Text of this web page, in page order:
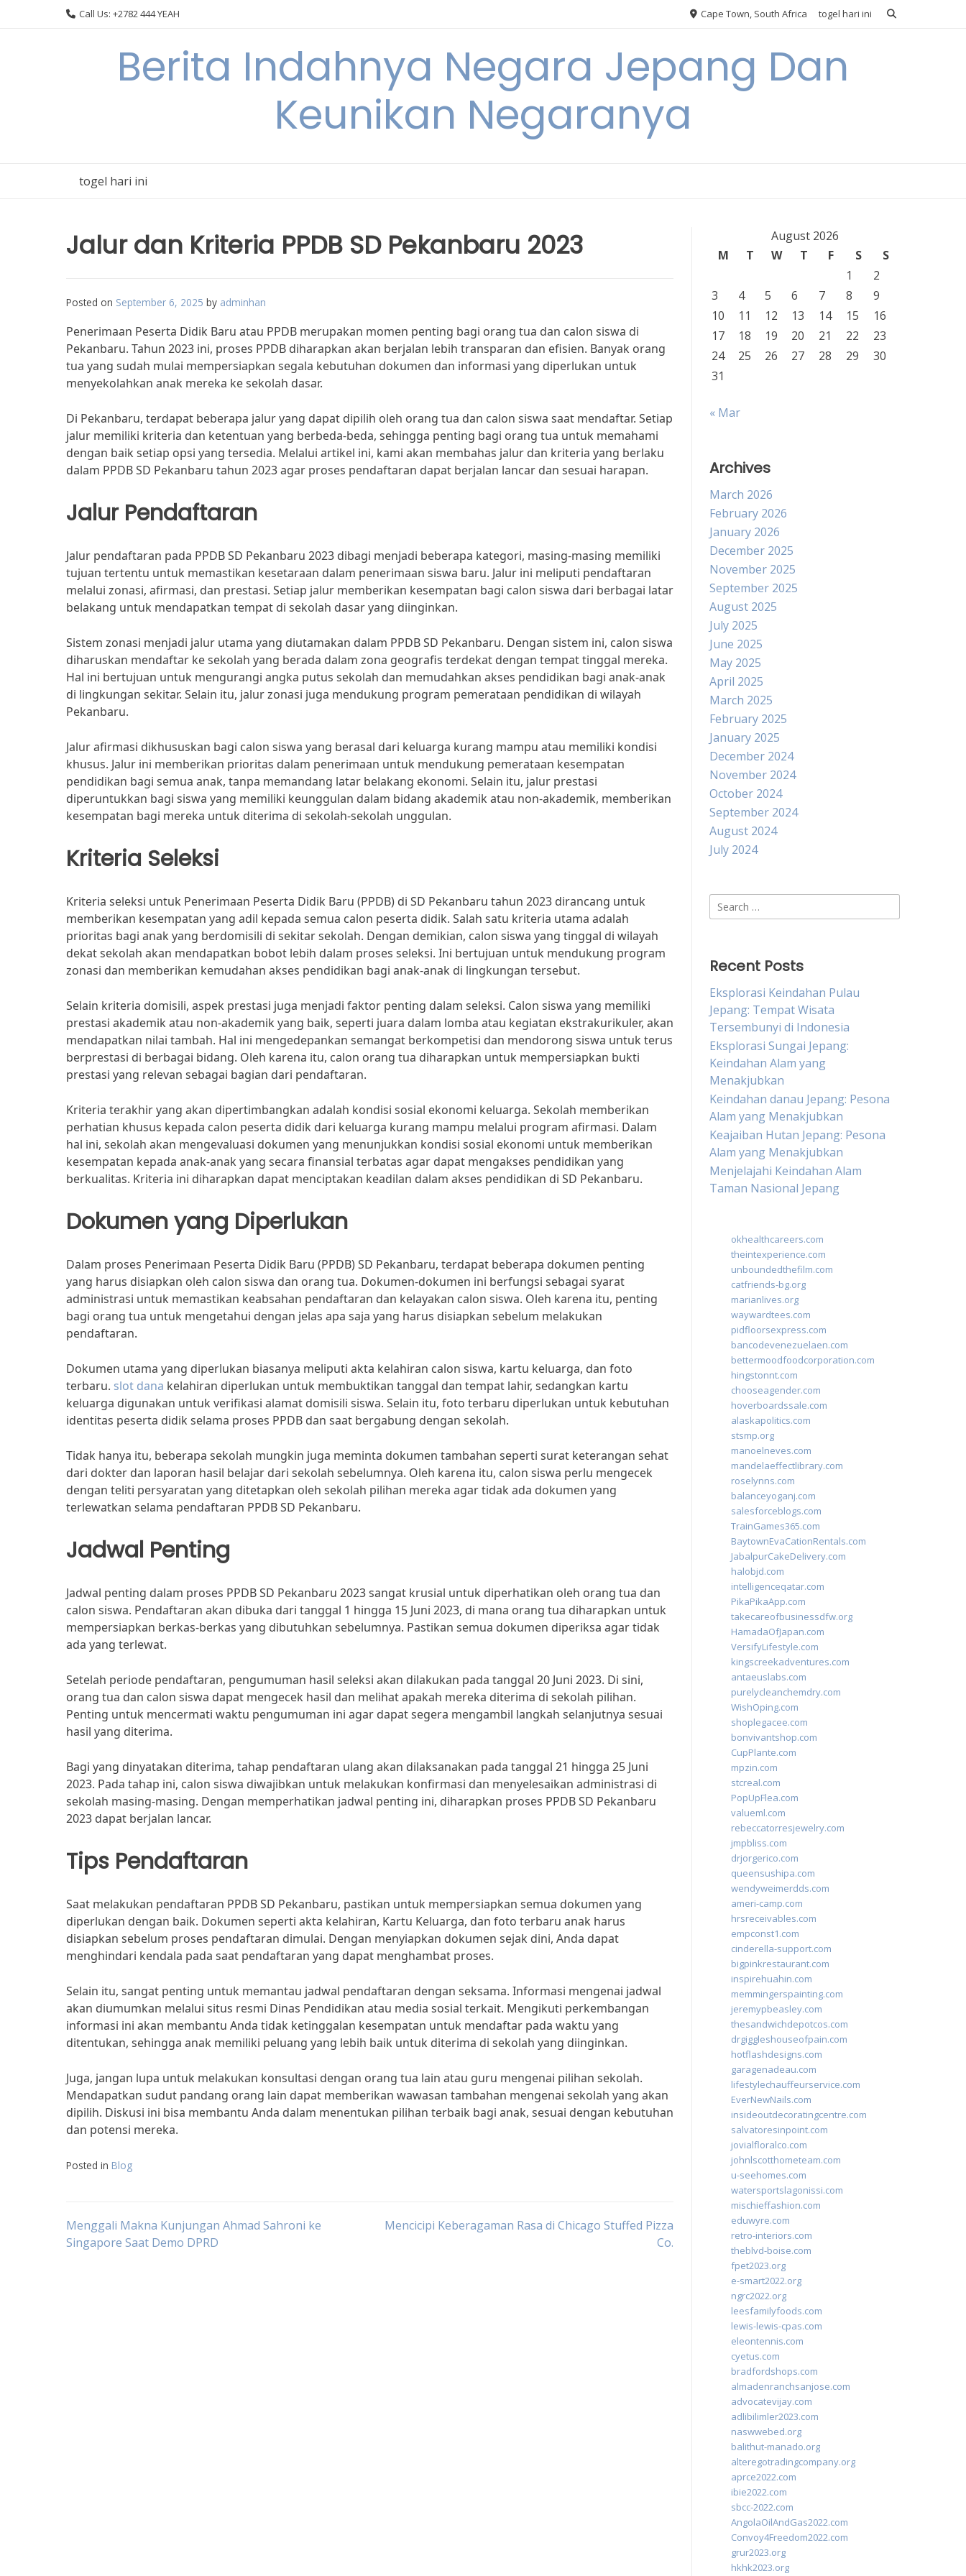
Call Us: +2782 444 YEAH Cape Town, South Africa togel hari ini
Berita Indahnya Negara Jepang Dan
Keunikan Negaranya
togel hari ini
Jalur dan Kriteria PPDB SD Pekanbaru 2023
Posted on September 6, 2025 by adminhan
Penerimaan Peserta Didik Baru atau PPDB merupakan momen penting bagi orang tua dan calon siswa di
Pekanbaru. Tahun 2023 ini, proses PPDB diharapkan akan berjalan lebih transparan dan efisien. Banyak orang
tua yang sudah mulai mempersiapkan segala kebutuhan dokumen dan informasi yang diperlukan untuk
menyekolahkan anak mereka ke sekolah dasar.
Di Pekanbaru, terdapat beberapa jalur yang dapat dipilih oleh orang tua dan calon siswa saat mendaftar. Setiap
jalur memiliki kriteria dan ketentuan yang berbeda-beda, sehingga penting bagi orang tua untuk memahami
dengan baik setiap opsi yang tersedia. Melalui artikel ini, kami akan membahas jalur dan kriteria yang berlaku
dalam PPDB SD Pekanbaru tahun 2023 agar proses pendaftaran dapat berjalan lancar dan sesuai harapan.
Jalur Pendaftaran
Jalur pendaftaran pada PPDB SD Pekanbaru 2023 dibagi menjadi beberapa kategori, masing-masing memiliki
tujuan tertentu untuk memastikan kesetaraan dalam penerimaan siswa baru. Jalur ini meliputi pendaftaran
melalui zonasi, afirmasi, dan prestasi. Setiap jalur memberikan kesempatan bagi calon siswa dari berbagai latar
belakang untuk mendapatkan tempat di sekolah dasar yang diinginkan.
Sistem zonasi menjadi jalur utama yang diutamakan dalam PPDB SD Pekanbaru. Dengan sistem ini, calon siswa
diharuskan mendaftar ke sekolah yang berada dalam zona geografis terdekat dengan tempat tinggal mereka.
Hal ini bertujuan untuk mengurangi angka putus sekolah dan memudahkan akses pendidikan bagi anak-anak
di lingkungan sekitar. Selain itu, jalur zonasi juga mendukung program pemerataan pendidikan di wilayah
Pekanbaru.
Jalur afirmasi dikhususkan bagi calon siswa yang berasal dari keluarga kurang mampu atau memiliki kondisi
khusus. Jalur ini memberikan prioritas dalam penerimaan untuk mendukung pemerataan kesempatan
pendidikan bagi semua anak, tanpa memandang latar belakang ekonomi. Selain itu, jalur prestasi
diperuntukkan bagi siswa yang memiliki keunggulan dalam bidang akademik atau non-akademik, memberikan
kesempatan bagi mereka untuk diterima di sekolah-sekolah unggulan.
Kriteria Seleksi
Kriteria seleksi untuk Penerimaan Peserta Didik Baru (PPDB) di SD Pekanbaru tahun 2023 dirancang untuk
memberikan kesempatan yang adil kepada semua calon peserta didik. Salah satu kriteria utama adalah
prioritas bagi anak yang berdomisili di sekitar sekolah. Dengan demikian, calon siswa yang tinggal di wilayah
dekat sekolah akan mendapatkan bobot lebih dalam proses seleksi. Ini bertujuan untuk mendukung program
zonasi dan memberikan kemudahan akses pendidikan bagi anak-anak di lingkungan tersebut.
Selain kriteria domisili, aspek prestasi juga menjadi faktor penting dalam seleksi. Calon siswa yang memiliki
prestasi akademik atau non-akademik yang baik, seperti juara dalam lomba atau kegiatan ekstrakurikuler, akan
mendapatkan nilai tambah. Hal ini mengedepankan semangat berkompetisi dan mendorong siswa untuk terus
berprestasi di berbagai bidang. Oleh karena itu, calon orang tua diharapkan untuk mempersiapkan bukti
prestasi yang relevan sebagai bagian dari pendaftaran.
Kriteria terakhir yang akan dipertimbangkan adalah kondisi sosial ekonomi keluarga. Sekolah memberikan
perhatian khusus kepada calon peserta didik dari keluarga kurang mampu melalui program afirmasi. Dalam
hal ini, sekolah akan mengevaluasi dokumen yang menunjukkan kondisi sosial ekonomi untuk memberikan
kesempatan kepada anak-anak yang secara finansial terbatas agar dapat mengakses pendidikan yang
berkualitas. Kriteria ini diharapkan dapat menciptakan keadilan dalam akses pendidikan di SD Pekanbaru.
Dokumen yang Diperlukan
Dalam proses Penerimaan Peserta Didik Baru (PPDB) SD Pekanbaru, terdapat beberapa dokumen penting
yang harus disiapkan oleh calon siswa dan orang tua. Dokumen-dokumen ini berfungsi sebagai syarat
administrasi untuk memastikan keabsahan pendaftaran dan kelayakan calon siswa. Oleh karena itu, penting
bagi orang tua untuk mengetahui dengan jelas apa saja yang harus disiapkan sebelum melakukan
pendaftaran.
Dokumen utama yang diperlukan biasanya meliputi akta kelahiran calon siswa, kartu keluarga, dan foto
terbaru. slot dana kelahiran diperlukan untuk membuktikan tanggal dan tempat lahir, sedangkan kartu
keluarga digunakan untuk verifikasi alamat domisili siswa. Selain itu, foto terbaru diperlukan untuk kebutuhan
identitas peserta didik selama proses PPDB dan saat bergabung dengan sekolah.
Tidak hanya itu, beberapa sekolah mungkin juga meminta dokumen tambahan seperti surat keterangan sehat
dari dokter dan laporan hasil belajar dari sekolah sebelumnya. Oleh karena itu, calon siswa perlu mengecek
dengan teliti persyaratan yang ditetapkan oleh sekolah pilihan mereka agar tidak ada dokumen yang
terlewatkan selama pendaftaran PPDB SD Pekanbaru.
Jadwal Penting
Jadwal penting dalam proses PPDB SD Pekanbaru 2023 sangat krusial untuk diperhatikan oleh orang tua dan
calon siswa. Pendaftaran akan dibuka dari tanggal 1 hingga 15 Juni 2023, di mana orang tua diharapkan untuk
mempersiapkan berkas-berkas yang dibutuhkan sebelumnya. Pastikan semua dokumen diperiksa agar tidak
ada yang terlewat.
Setelah periode pendaftaran, pengumuman hasil seleksi akan dilakukan pada tanggal 20 Juni 2023. Di sini,
orang tua dan calon siswa dapat mengecek hasil dan melihat apakah mereka diterima di sekolah pilihan.
Penting untuk mencermati waktu pengumuman ini agar dapat segera mengambil langkah selanjutnya sesuai
hasil yang diterima.
Bagi yang dinyatakan diterima, tahap pendaftaran ulang akan dilaksanakan pada tanggal 21 hingga 25 Juni
2023. Pada tahap ini, calon siswa diwajibkan untuk melakukan konfirmasi dan menyelesaikan administrasi di
sekolah masing-masing. Dengan memperhatikan jadwal penting ini, diharapkan proses PPDB SD Pekanbaru
2023 dapat berjalan lancar.
Tips Pendaftaran
Saat melakukan pendaftaran PPDB SD Pekanbaru, pastikan untuk mempersiapkan semua dokumen yang
diperlukan dengan baik. Dokumen seperti akta kelahiran, Kartu Keluarga, dan foto terbaru anak harus
disiapkan sebelum proses pendaftaran dimulai. Dengan menyiapkan dokumen sejak dini, Anda dapat
menghindari kendala pada saat pendaftaran yang dapat menghambat proses.
Selain itu, sangat penting untuk memantau jadwal pendaftaran dengan seksama. Informasi mengenai jadwal
akan diumumkan melalui situs resmi Dinas Pendidikan atau media sosial terkait. Mengikuti perkembangan
informasi ini akan membantu Anda tidak ketinggalan kesempatan untuk mendaftar pada waktu yang
ditentukan, sehingga anak memiliki peluang yang lebih baik untuk diterima di sekolah yang diinginkan.
Juga, jangan lupa untuk melakukan konsultasi dengan orang tua lain atau guru mengenai pilihan sekolah.
Mendapatkan sudut pandang orang lain dapat memberikan wawasan tambahan mengenai sekolah yang akan
dipilih. Diskusi ini bisa membantu Anda dalam menentukan pilihan terbaik bagi anak, sesuai dengan kebutuhan
dan potensi mereka.
Posted in Blog
Post
Menggali Makna Kunjungan Ahmad Sahroni ke
Singapore Saat Demo DPRD
Mencicipi Keberagaman Rasa di Chicago Stuffed Pizza
Co.
August 2026
M
T W T F S
S
1
2
3
4 5 6 7 8
9
10
11 12 13 14 15
16
17
18 19 20 21 22
23
24
25 26 27 28 29
30
31
« Mar
Archives
March 2026
February 2026
January 2026
December 2025
November 2025
September 2025
August 2025
July 2025
June 2025
May 2025
April 2025
March 2025
February 2025
January 2025
December 2024
November 2024
October 2024
September 2024
August 2024
July 2024
Search
for:
Recent Posts
Eksplorasi Keindahan Pulau
Jepang: Tempat Wisata
Tersembunyi di Indonesia
Eksplorasi Sungai Jepang:
Keindahan Alam yang
Menakjubkan
Keindahan danau Jepang: Pesona
Alam yang Menakjubkan
Keajaiban Hutan Jepang: Pesona
Alam yang Menakjubkan
Menjelajahi Keindahan Alam
Taman Nasional Jepang
okhealthcareers.com
theintexperience.com
unboundedthefilm.com
catfriends-bg.org
marianlives.org
waywardtees.com
pidfloorsexpress.com
bancodevenezuelaen.com
bettermoodfoodcorporation.com
hingstonnt.com
chooseagender.com
hoverboardssale.com
alaskapolitics.com
stsmp.org
manoelneves.com
mandelaeffectlibrary.com
roselynns.com
balanceyoganj.com
salesforceblogs.com
TrainGames365.com
BaytownEvaCationRentals.com
JabalpurCakeDelivery.com
halobjd.com
intelligenceqatar.com
PikaPikaApp.com
takecareofbusinessdfw.org
HamadaOfJapan.com
VersifyLifestyle.com
kingscreekadventures.com
antaeuslabs.com
purelycleanchemdry.com
WishOping.com
shoplegacee.com
bonvivantshop.com
CupPlante.com
mpzin.com
stcreal.com
PopUpFlea.com
valueml.com
rebeccatorresjewelry.com
jmpbliss.com
drjorgerico.com
queensushipa.com
wendyweimerdds.com
ameri-camp.com
hrsreceivables.com
empconst1.com
cinderella-support.com
bigpinkrestaurant.com
inspirehuahin.com
memmingerspainting.com
jeremypbeasley.com
thesandwichdepotcos.com
drgiggleshouseofpain.com
hotflashdesigns.com
garagenadeau.com
lifestylechauffeurservice.com
EverNewNails.com
insideoutdecoratingcentre.com
salvatoresinpoint.com
jovialfloralco.com
johnlscotthometeam.com
u-seehomes.com
watersportslagonissi.com
mischieffashion.com
eduwyre.com
retro-interiors.com
theblvd-boise.com
fpet2023.org
e-smart2022.org
ngrc2022.org
leesfamilyfoods.com
lewis-lewis-cpas.com
eleontennis.com
cyetus.com
bradfordshops.com
almadenranchsanjose.com
advocatevijay.com
adlibilimler2023.com
naswwebed.org
balithut-manado.org
alteregotradingcompany.org
aprce2022.com
ibie2022.com
sbcc-2022.com
AngolaOilAndGas2022.com
Convoy4Freedom2022.com
grur2023.org
hkhk2023.org